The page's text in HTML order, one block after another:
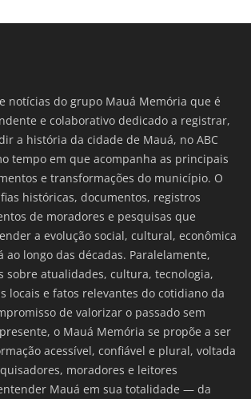
notícias do grupo Mauá Memória que é
e colaborativo dedicado a registrar,
a história da cidade de Mauá, no ABC
tempo em que acompanha as principais
e transformações do município. O
históricas, documentos, registros
de moradores e pesquisas que
a evolução social, cultural, econômica
ao longo das décadas. Paralelamente,
sobre atualidades, cultura, tecnologia,
locais e fatos relevantes do cotidiano da
de valorizar o passado sem
o Mauá Memória se propõe a ser
acessível, confiável e plural, voltada
moradores e leitores
Mauá em sua totalidade — da